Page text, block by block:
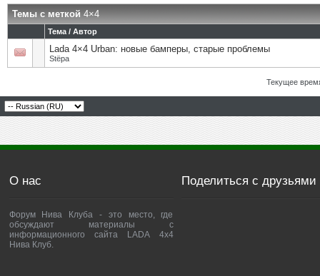
Темы с меткой4×4
Тема / Автор
Lada 4×4 Urban: новые бамперы, старые проблемы
Stёpa
Текущее
О нас
Форум Нива Клуба - это место, где
обсуждают материалы с
информационного сайта LADA 4x4
Нива Клуб.
Поделиться с друзьями